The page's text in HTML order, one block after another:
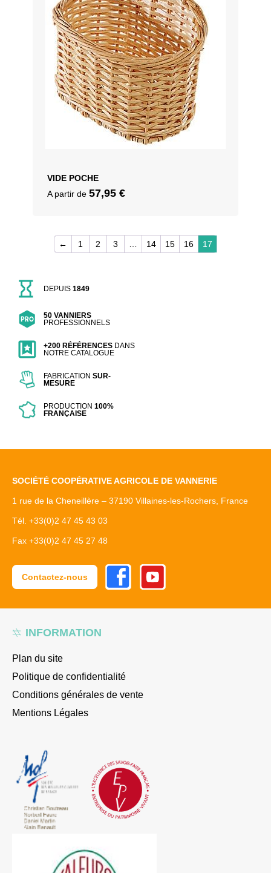
VIDE POCHE
A partir de 57,95 €
← 1 2 3 … 14 15 16 17
DEPUIS1849
50 VANNIERS
PROFESSIONNELS
+200 RÉFÉRENCES DANS
NOTRE CATALOGUE
FABRICATIONSUR-
MESURE
PRODUCTION100%
FRANÇAISE
INFORMATION
Plan du site
Politique de confidentialité
Conditions générales de vente
Mentions Légales
SOCIÉTÉ COOPÉRATIVE AGRICOLE DE VANNERIE
1 rue de la Cheneillère – 37190 Villaines-les-Rochers, France
Tél. +33(0)2 47 45 43 03
Fax +33(0)2 47 45 27 48
Contactez-nous
FacebookYoutube